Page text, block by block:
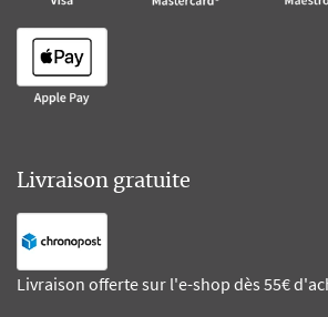
Livraison gratuite
Livraison offerte sur l'e-shop dès 55€